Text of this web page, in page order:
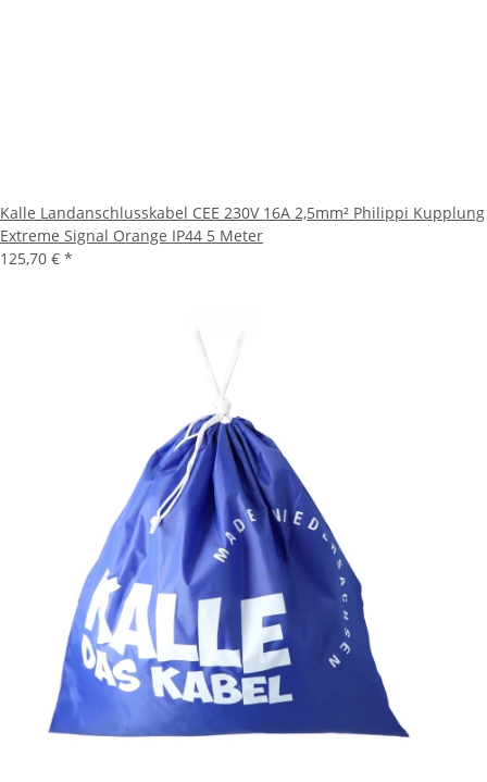
Kalle Landanschlusskabel CEE 230V 16A 2,5mm² Philippi Kupplung
Extreme Signal Orange IP44 5 Meter
125,70 € *